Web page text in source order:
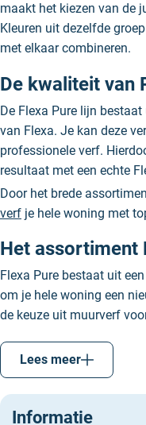
maakt het kiezen van de
Kleuren uit dezelfde
met elkaar combineren.
De kwaliteit van
De Flexa Pure lijn
van Flexa. Je kan deze
professionele verf.
resultaat met een echte
Door het brede
verf je hele woning met
Het assortiment
Flexa Pure bestaat uit
om je hele woning een
de keuze uit muurverf
zelfs de trap. Het
is op waterbasis en
gebruiken. Omdat je met
kan schilderen, zetten
Lees meer
Informatie